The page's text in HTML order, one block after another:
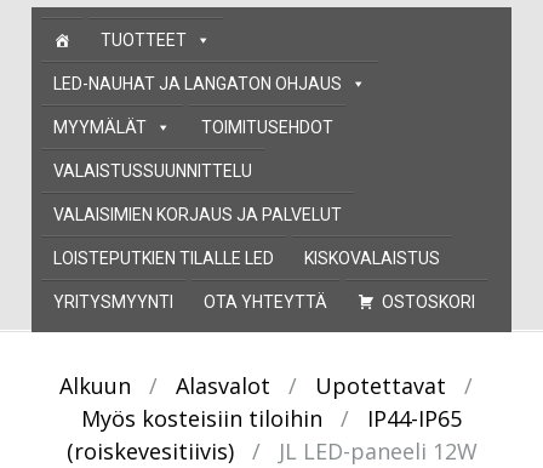
Skip
content
TUOTTEET
LED-NAUHAT JA LANGATON OHJAUS
MYYMÄLÄT TOIMITUSEHDOT
VALAISTUSSUUNNITTELU
VALAISIMIEN KORJAUS JA PALVELUT
LOISTEPUTKIEN TILALLE LED KISKOVALAISTUS
YRITYSMYYNTI OTA YHTEYTTÄ OSTOSKORI
Alkuun / Alasvalot / Upotettavat
/
Myös kosteisiin tiloihin
/
IP44-IP65
(roiskevesitiivis)
/
JL LED-paneeli 12W